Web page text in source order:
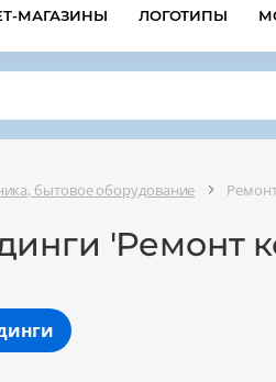
МАГАЗИНЫ ЛОГОТИПЫ
бытовое оборудование
'Ремонт